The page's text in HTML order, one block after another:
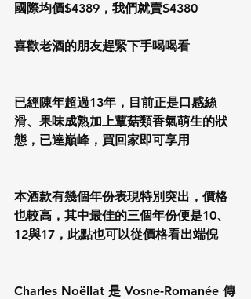
國際均價$4389，我們就賣$4380
喜歡老酒的朋友趕緊下手喝喝看
已經陳年超過13年，目前正是口感絲
滑、果味成熟加上蕈菇類香氣萌生的狀
態，已達巔峰，買回家即可享用
本酒款有幾個年份表現特別突出，價格
也較高，其中最佳的三個年份便是10、
12與17，此點也可以從價格看出端倪
Charles Noëllat 是 Vosne-Romanée 傳